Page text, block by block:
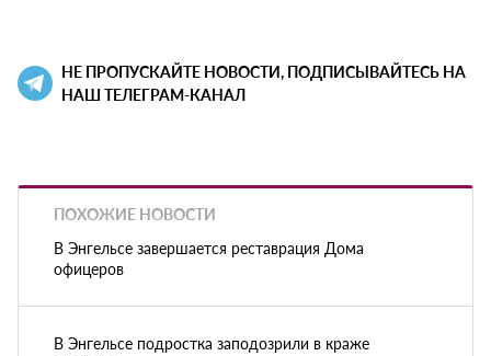
НЕ ПРОПУСКАЙТЕ НОВОСТИ, ПОДПИСЫВАЙТЕСЬ НА
НАШ ТЕЛЕГРАМ-КАНАЛ
ПОХОЖИЕ НОВОСТИ
В Энгельсе завершается реставрация Дома
офицеров
В Энгельсе подростка заподозрили в краже